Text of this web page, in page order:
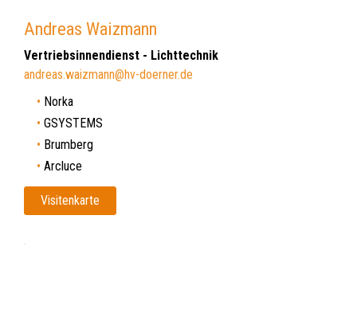
Andreas Waizmann
Vertriebsinnendienst - Lichttechnik
andreas.waizmann@hv-doerner.de
Norka
GSYSTEMS
Brumberg
Arcluce
Visitenkarte